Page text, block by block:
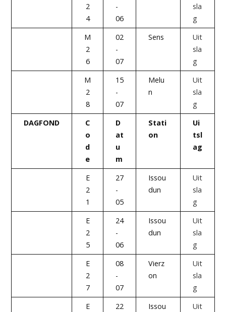
2
4
-
06
sla
g
M
2
6
02
-
07
Sens
Uit
sla
g
M
2
8
15
-
07
Melu
n
Uit
sla
g
DAGFOND
C
o
d
e
D
at
u
m
Stati
on
Ui
tsl
ag
E
2
1
27
-
05
Issou
dun
Uit
sla
g
E
2
5
24
-
06
Issou
dun
Uit
sla
g
E
2
7
08
-
07
Vierz
on
Uit
sla
g
E
22
Issou
Uit